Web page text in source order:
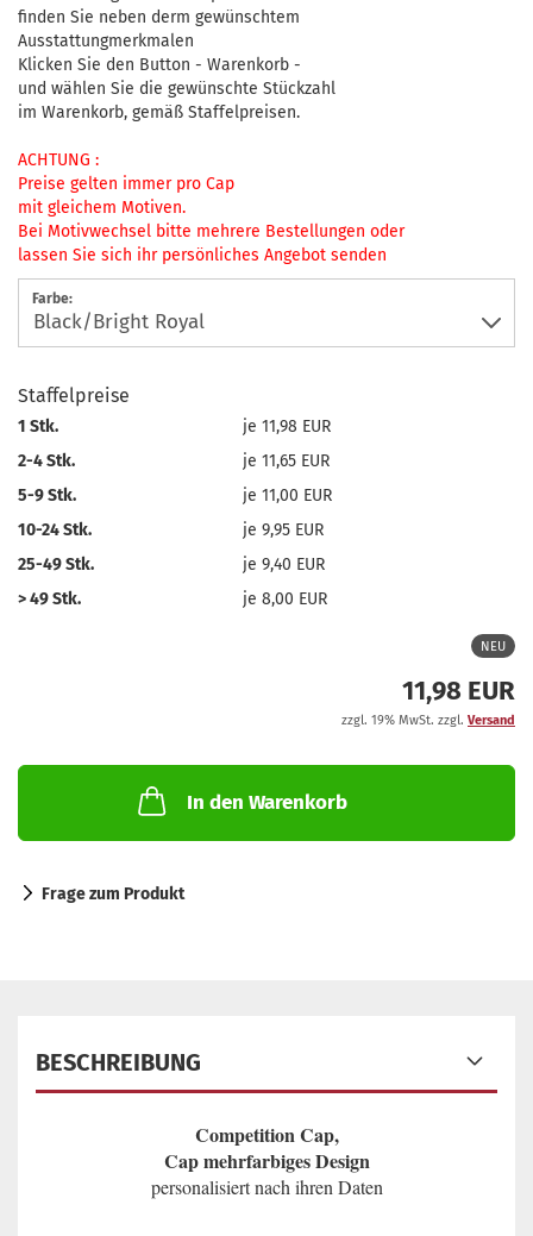
finden Sie neben derm gewünschtem
Ausstattungmerkmalen
Klicken Sie den Button - Warenkorb -
und wählen Sie die gewünschte Stückzahl
im Warenkorb, gemäß Staffelpreisen.
ACHTUNG :
Preise gelten immer pro Cap
mit gleichem Motiven.
Bei Motivwechsel bitte mehrere Bestellungen oder
lassen Sie sich ihr persönliches Angebot senden
Farbe:
Staffelpreise
1 Stk.
je 11,98 EUR
2-4 Stk.
je 11,65 EUR
5-9 Stk.
je 11,00 EUR
10-24 Stk.
je 9,95 EUR
25-49 Stk.
je 9,40 EUR
> 49 Stk.
je 8,00 EUR
NEU
11,98 EUR
zzgl. 19% MwSt. zzgl. Versand
In den Warenkorb
Frage zum Produkt
BESCHREIBUNG
Competition Cap,
Cap mehrfarbiges Design
personalisiert nach ihren Daten